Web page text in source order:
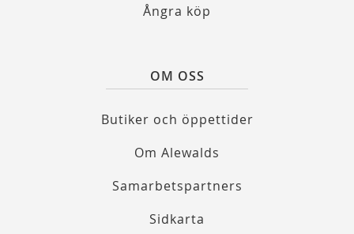
Ångra köp
OM OSS
Butiker och öppettider
Om Alewalds
Samarbetspartners
Sidkarta